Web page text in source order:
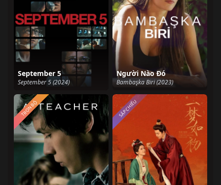
September 5
September 5 (2024)
Người Nào Đó
Bambaşka Biri (2023)
TRỌN BỘ SẮP CHIẾU